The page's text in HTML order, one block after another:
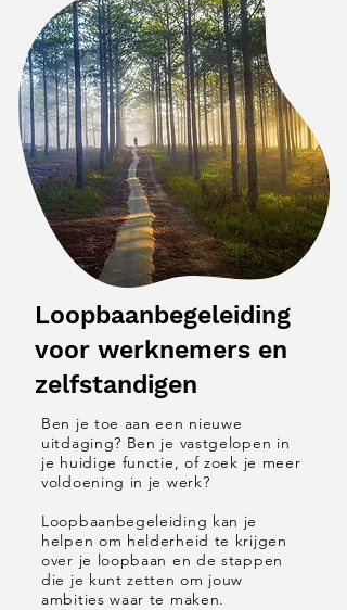
Loopbaanbegeleiding
voor werknemers en
zelfstandigen
​Ben je toe aan een nieuwe
uitdaging? Ben je vastgelopen in
je huidige functie, of zoek je meer
voldoening in je werk?
Loopbaanbegeleiding kan je
helpen om helderheid te krijgen
over je loopbaan en de stappen
die je kunt zetten om jouw
ambities waar te maken.